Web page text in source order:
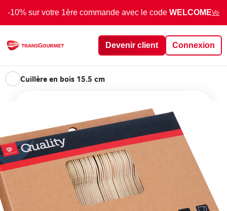
-10% sur votre 1ère commande avec le code WELCOMEVoir
Devenir client Connexion
Cuillère en bois 15.5 cm